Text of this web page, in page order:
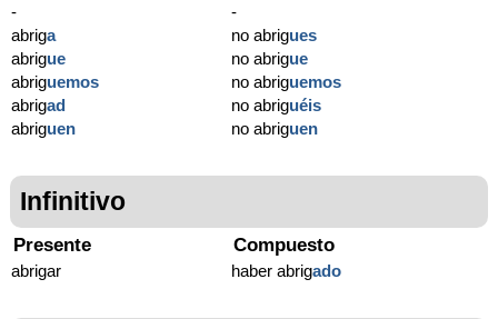
-
abriga
abrigue
abriguemos
abrigad
abriguen
-
no abrigues
no abrigue
no abriguemos
no abriguéis
no abriguen
Infinitivo
Presente
abrigar
Compuesto
haber abrigado